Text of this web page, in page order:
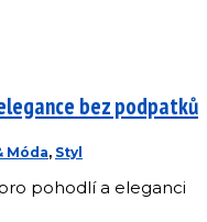
bez podpatků
Móda, Styl
pohodlí a eleganci